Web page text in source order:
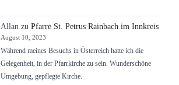
Allan zuPfarre St. Petrus Rainbach im Innkreis
August 10, 2023
Während meines Besuchs in Österreich hatte ich die
Gelegenheit, in der Pfarrkirche zu sein. Wunderschöne
Umgebung, gepflegte Kirche.